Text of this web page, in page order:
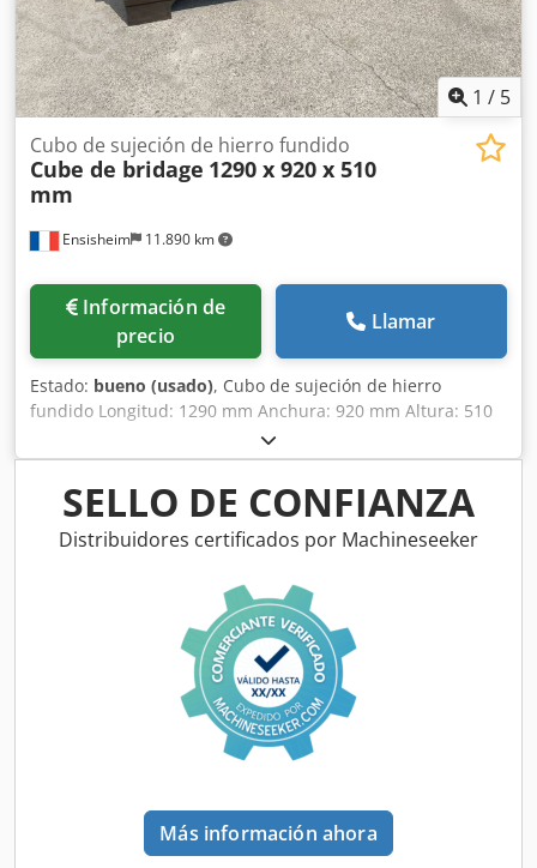
1 / 5
Ensisheim 11.890 km
Cubo de sujeción de hierro fundido
Cube de bridage 1290 x 920 x 510
mm
Información de
precio
Llamar
Estado: bueno (usado), Cubo de sujeción de hierro
fundido Longitud: 1290 mm Anchura: 920 mm Altura: 510
mm Dimensiones de las ranuras en T: 42 x 25 mm 2 caras
con ranuras Peso: aproximadamente 1 tonelada Dodozmw
Tlspfx Abxskr
SELLO DE CONFIANZA
Distribuidores certificados por Machineseeker
Más información ahora